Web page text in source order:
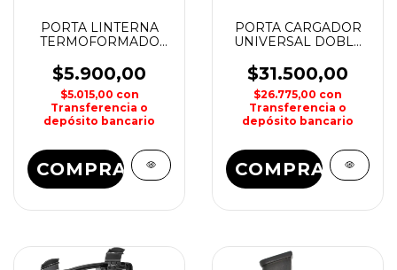
PORTA LINTERNA
TERMOFORMADO
$5.900,00
$5.015,00 con
Transferencia o
depósito bancario
PORTA CARGADOR
UNIVERSAL DOBLE
$31.500,00
$26.775,00 con
Transferencia o
depósito bancario
COMPRAR